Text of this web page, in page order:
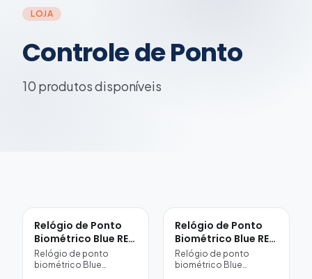
LOJA
Controle de Ponto
10 produtos disponíveis
Relógio de Ponto
Biométrico Blue REP
A (Sem Impressora)
Relógio de ponto
biométrico Blue
Relógio de Ponto
Biométrico Blue REP
C (Com
Impressora)
Relógio de ponto
biométrico Blue